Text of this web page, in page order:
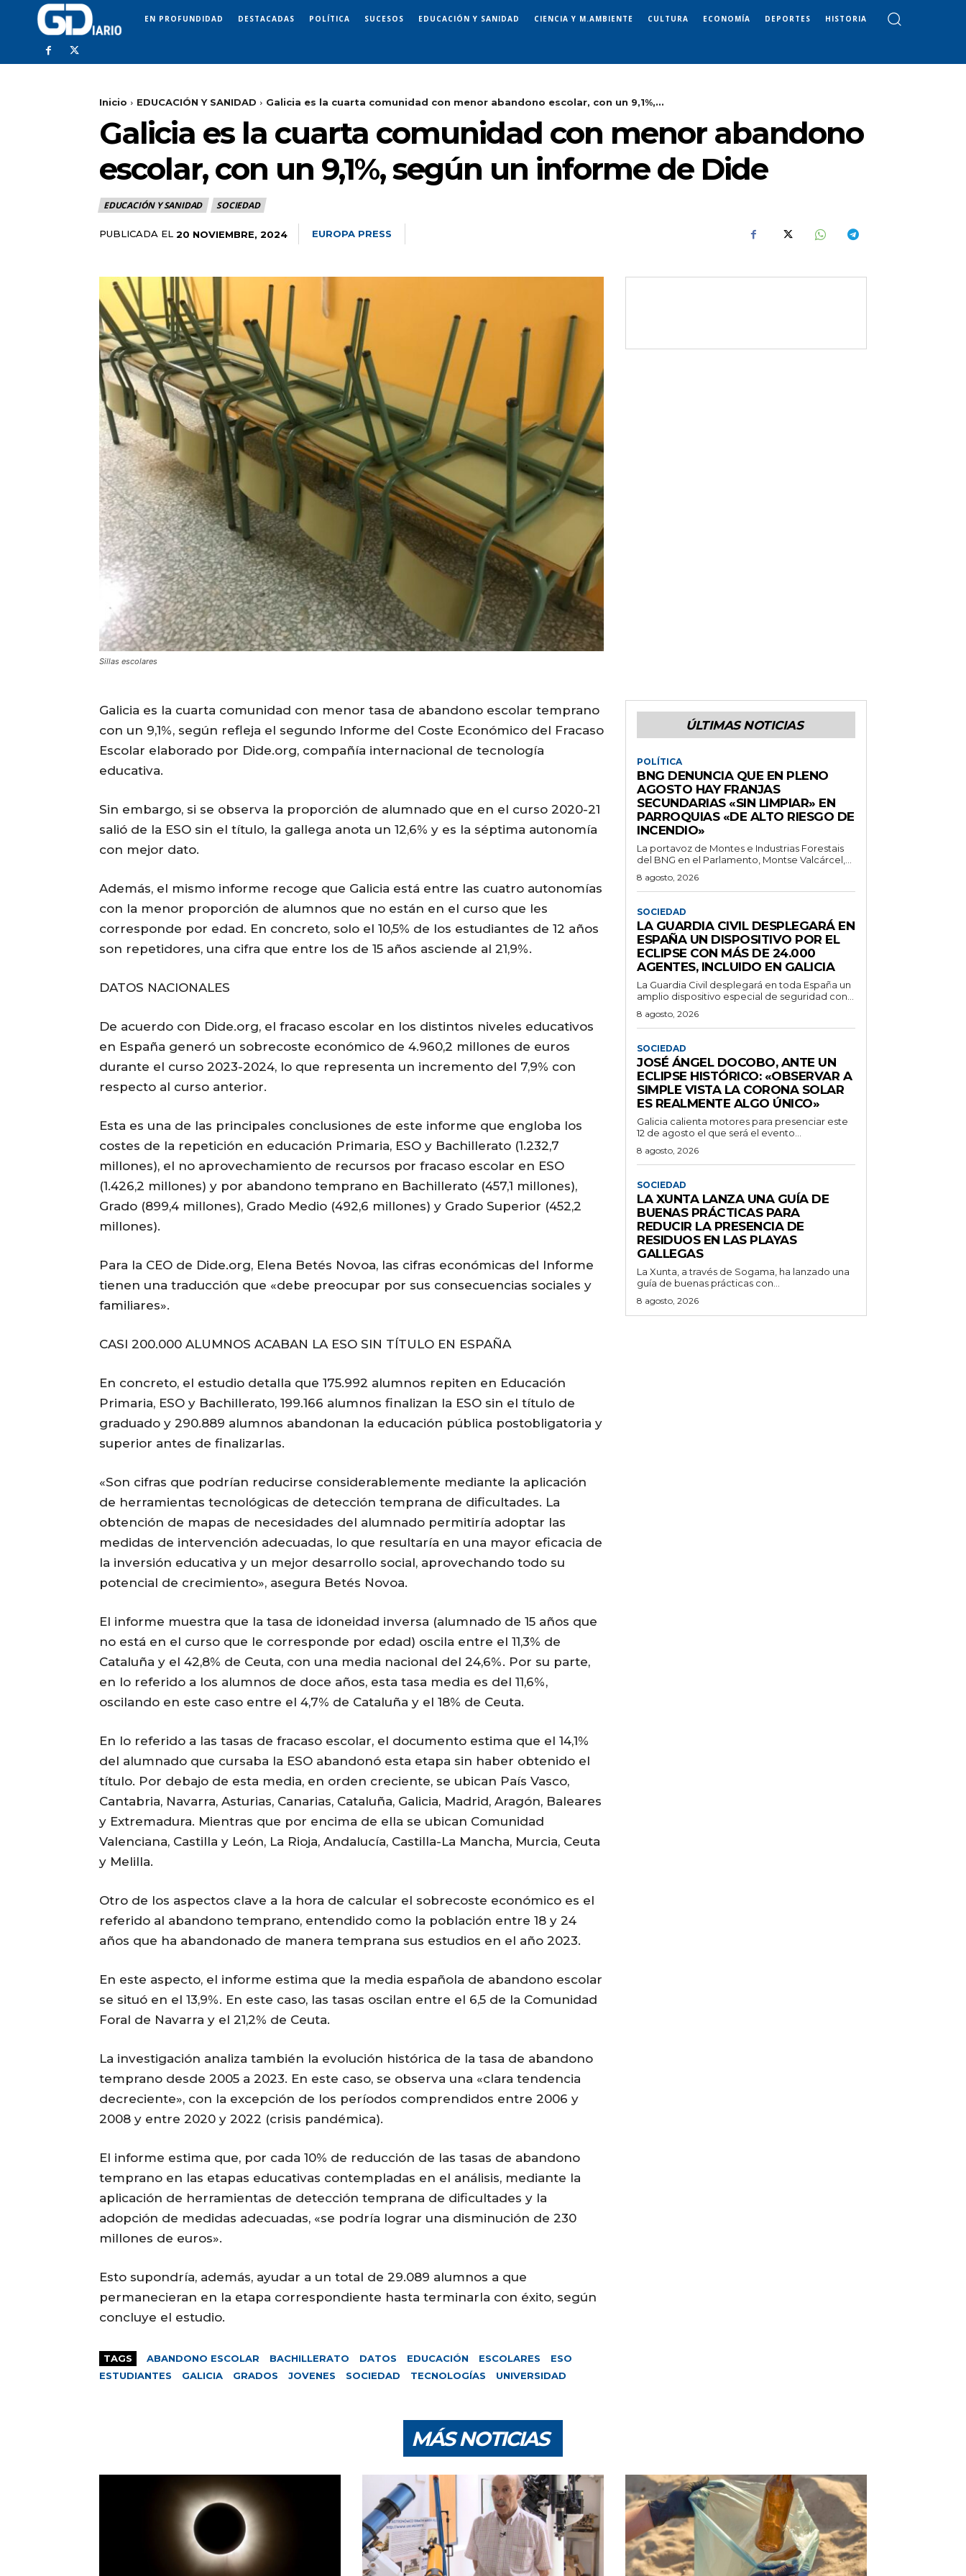
EN PROFUNDIDAD DESTACADAS POLÍTICA SUCESOS EDUCACIÓN Y SANIDAD CIENCIA Y M.AMBIENTE CULTURA ECONOMÍA DEPORTES HISTORIA
Inicio EDUCACIÓN Y SANIDAD Galicia es la cuarta comunidad con menor abandono escolar, con un 9,1%,...
Galicia es la cuarta comunidad con menor abandono
escolar, con un 9,1%, según un informe de Dide
EDUCACIÓN Y SANIDAD SOCIEDAD
PUBLICADA EL 20 NOVIEMBRE, 2024 EUROPA PRESS
Sillas escolares
Galicia es la cuarta comunidad con menor tasa de abandono escolar temprano
con un 9,1%, según refleja el segundo Informe del Coste Económico del Fracaso
Escolar elaborado por Dide.org, compañía internacional de tecnología
educativa.
Sin embargo, si se observa la proporción de alumnado que en el curso 2020-21
salió de la ESO sin el título, la gallega anota un 12,6% y es la séptima autonomía
con mejor dato.
Además, el mismo informe recoge que Galicia está entre las cuatro autonomías
con la menor proporción de alumnos que no están en el curso que les
corresponde por edad. En concreto, solo el 10,5% de los estudiantes de 12 años
son repetidores, una cifra que entre los de 15 años asciende al 21,9%.
DATOS NACIONALES
De acuerdo con Dide.org, el fracaso escolar en los distintos niveles educativos
en España generó un sobrecoste económico de 4.960,2 millones de euros
durante el curso 2023-2024, lo que representa un incremento del 7,9% con
respecto al curso anterior.
Esta es una de las principales conclusiones de este informe que engloba los
costes de la repetición en educación Primaria, ESO y Bachillerato (1.232,7
millones), el no aprovechamiento de recursos por fracaso escolar en ESO
(1.426,2 millones) y por abandono temprano en Bachillerato (457,1 millones),
Grado (899,4 millones), Grado Medio (492,6 millones) y Grado Superior (452,2
millones).
Para la CEO de Dide.org, Elena Betés Novoa, las cifras económicas del Informe
tienen una traducción que «debe preocupar por sus consecuencias sociales y
familiares».
CASI 200.000 ALUMNOS ACABAN LA ESO SIN TÍTULO EN ESPAÑA
En concreto, el estudio detalla que 175.992 alumnos repiten en Educación
Primaria, ESO y Bachillerato, 199.166 alumnos finalizan la ESO sin el título de
graduado y 290.889 alumnos abandonan la educación pública postobligatoria y
superior antes de finalizarlas.
«Son cifras que podrían reducirse considerablemente mediante la aplicación
de herramientas tecnológicas de detección temprana de dificultades. La
obtención de mapas de necesidades del alumnado permitiría adoptar las
medidas de intervención adecuadas, lo que resultaría en una mayor eficacia de
la inversión educativa y un mejor desarrollo social, aprovechando todo su
potencial de crecimiento», asegura Betés Novoa.
El informe muestra que la tasa de idoneidad inversa (alumnado de 15 años que
no está en el curso que le corresponde por edad) oscila entre el 11,3% de
Cataluña y el 42,8% de Ceuta, con una media nacional del 24,6%. Por su parte,
en lo referido a los alumnos de doce años, esta tasa media es del 11,6%,
oscilando en este caso entre el 4,7% de Cataluña y el 18% de Ceuta.
En lo referido a las tasas de fracaso escolar, el documento estima que el 14,1%
del alumnado que cursaba la ESO abandonó esta etapa sin haber obtenido el
título. Por debajo de esta media, en orden creciente, se ubican País Vasco,
Cantabria, Navarra, Asturias, Canarias, Cataluña, Galicia, Madrid, Aragón, Baleares
y Extremadura. Mientras que por encima de ella se ubican Comunidad
Valenciana, Castilla y León, La Rioja, Andalucía, Castilla-La Mancha, Murcia, Ceuta
y Melilla.
Otro de los aspectos clave a la hora de calcular el sobrecoste económico es el
referido al abandono temprano, entendido como la población entre 18 y 24
años que ha abandonado de manera temprana sus estudios en el año 2023.
En este aspecto, el informe estima que la media española de abandono escolar
se situó en el 13,9%. En este caso, las tasas oscilan entre el 6,5 de la Comunidad
Foral de Navarra y el 21,2% de Ceuta.
La investigación analiza también la evolución histórica de la tasa de abandono
temprano desde 2005 a 2023. En este caso, se observa una «clara tendencia
decreciente», con la excepción de los períodos comprendidos entre 2006 y
2008 y entre 2020 y 2022 (crisis pandémica).
El informe estima que, por cada 10% de reducción de las tasas de abandono
temprano en las etapas educativas contempladas en el análisis, mediante la
aplicación de herramientas de detección temprana de dificultades y la
adopción de medidas adecuadas, «se podría lograr una disminución de 230
millones de euros».
Esto supondría, además, ayudar a un total de 29.089 alumnos a que
permanecieran en la etapa correspondiente hasta terminarla con éxito, según
concluye el estudio.
TAGS ABANDONO ESCOLAR BACHILLERATO DATOS EDUCACIÓN ESCOLARES
ESO
ESTUDIANTES
GALICIA GRADOS JOVENES SOCIEDAD TECNOLOGÍAS UNIVERSIDAD
ÚLTIMAS NOTICIAS
POLÍTICA
BNG DENUNCIA QUE EN PLENO
AGOSTO HAY FRANJAS
SECUNDARIAS «SIN LIMPIAR» EN
PARROQUIAS «DE ALTO RIESGO DE
INCENDIO»
La portavoz de Montes e Industrias Forestais
del BNG en el Parlamento, Montse Valcárcel,...
8 agosto, 2026
SOCIEDAD
LA GUARDIA CIVIL DESPLEGARÁ EN
ESPAÑA UN DISPOSITIVO POR EL
ECLIPSE CON MÁS DE 24.000
AGENTES, INCLUIDO EN GALICIA
La Guardia Civil desplegará en toda España un
amplio dispositivo especial de seguridad con...
8 agosto, 2026
SOCIEDAD
JOSÉ ÁNGEL DOCOBO, ANTE UN
ECLIPSE HISTÓRICO: «OBSERVAR A
SIMPLE VISTA LA CORONA SOLAR
ES REALMENTE ALGO ÚNICO»
Galicia calienta motores para presenciar este
12 de agosto el que será el evento...
8 agosto, 2026
SOCIEDAD
LA XUNTA LANZA UNA GUÍA DE
BUENAS PRÁCTICAS PARA
REDUCIR LA PRESENCIA DE
RESIDUOS EN LAS PLAYAS
GALLEGAS
La Xunta, a través de Sogama, ha lanzado una
guía de buenas prácticas con...
8 agosto, 2026
MÁS NOTICIAS